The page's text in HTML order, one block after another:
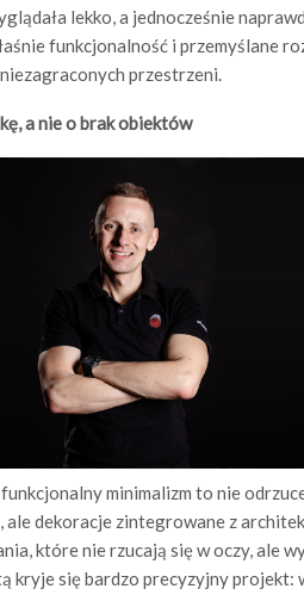
lekko, a jednocześnie
funkcjonalność i przemyślane
przestrzeni.
a nie o brak obiektów
minimalizm to nie
ale dekoracje zintegrowane z
które nie rzucają się w oczy, ale
kryje się bardzo precyzyjny projekt: